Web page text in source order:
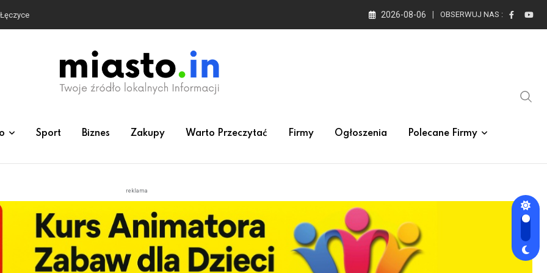
2026-08-06 OBSERWUJ NAS :
Sport Biznes Zakupy Warto Przeczytać Firmy Ogłoszenia Polecane Firmy
reklama